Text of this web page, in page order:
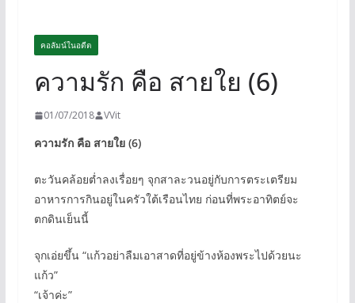
คอลัมน์ในอดีต
ความรัก คือ สายใย (6)
01/07/2018 VVit
ความรัก คือ สายใย (6)
ตะวันคล้อยต่ำลงเรื่อยๆ จุกสาละวนอยู่กับการตระเตรียม
อาหารการกินอยู่ในครัวใต้เรือนไทย ก่อนที่พระอาทิตย์จะ
ตกดินเย็นนี้
จุกเอ่ยขึ้น “แก้วอย่าลืมเอาสาดที่อยู่ข้างห้องพระไปด้วยนะ
แก้ว”
“เจ้าค่ะ”